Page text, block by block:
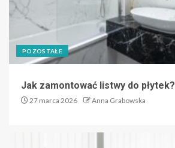
POZOSTAŁE
Jak zamontować listwy do płytek?
27 marca 2026 Anna Grabowska